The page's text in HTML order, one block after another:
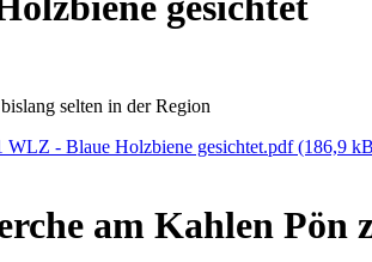
selten in der Region
WLZ - Blaue Holzbiene gesichtet.pdf(186,9
am Kahlen Pön